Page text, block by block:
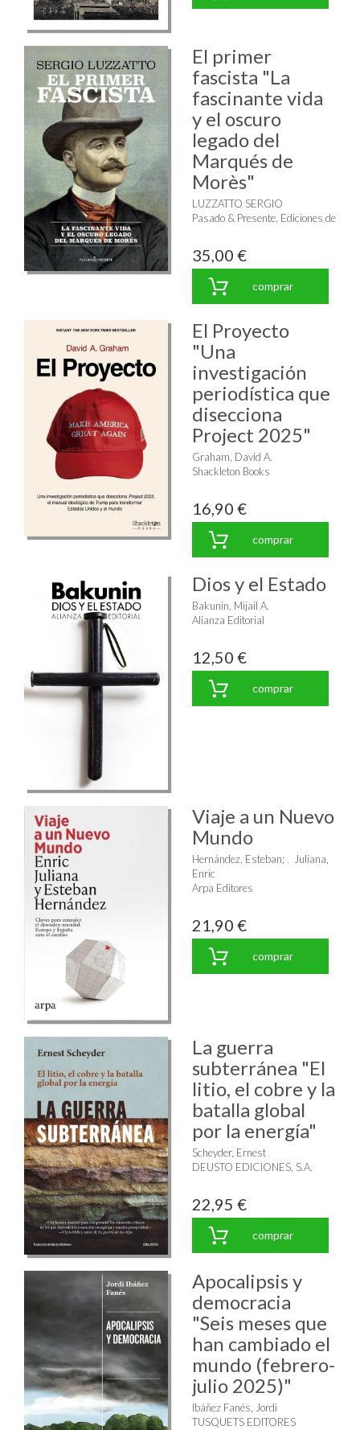
El primer
fascista "La
fascinante vida
y el oscuro
legado del
Marqués de
Morès"
LUZZATTO SERGIO
Pasado & Presente, Ediciones de
35,00 €
comprar
El Proyecto
"Una
investigación
periodística que
disecciona
Project 2025"
Graham, David A.
Shackleton Books
16,90 €
comprar
Dios y el Estado
Bakunin, Mijail A.
Alianza Editorial
12,50 €
comprar
Viaje a un Nuevo
Mundo
Hernández, Esteban;
Juliana,
Enric
Arpa Editores
21,90 €
comprar
La guerra
subterránea "El
litio, el cobre y la
batalla global
por la energía"
Scheyder, Ernest
DEUSTO EDICIONES, S.A.
22,95 €
comprar
Apocalipsis y
democracia
"Seis meses que
han cambiado el
mundo (febrero-
julio 2025)"
Ibáñez Fanés, Jordi
TUSQUETS EDITORES